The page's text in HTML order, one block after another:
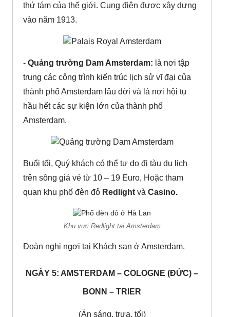
thứ tám của thế giới. Cung điện được xây dựng
vào năm 1913.
- Quảng trường Dam Amsterdam: là nơi tập
trung các công trình kiến trúc lịch sử vĩ đại của
thành phố Amsterdam lâu đời và là nơi hội tụ
hầu hết các sự kiện lớn của thành phố
Amsterdam.
Buổi tối, Quý khách có thể tự do đi tàu du lịch
trên sông giá vé từ 10 – 19 Euro, Hoặc tham
quan khu phố đèn đỏ Redlight và Casino.
Khu vực Redlight tại Amsterdam
Đoàn nghi ngơi tại Khách sạn ở Amsterdam.
NGÀY 5: AMSTERDAM – COLOGNE (ĐỨC) –
BONN – TRIER
(Ăn sáng, trưa, tối)